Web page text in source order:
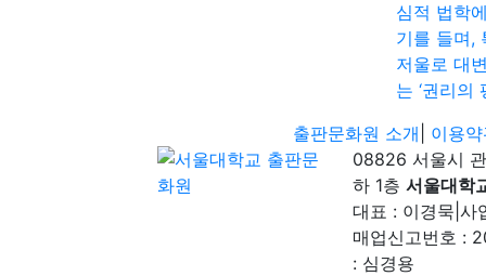
심적 법학
기를 들며,
저울로 대
는 ‘권리의
출판문화원 소개
이용
08826 서울시
하 1층 서울대학
대표 : 이경묵 사
매업신고번호 :
: 심경용